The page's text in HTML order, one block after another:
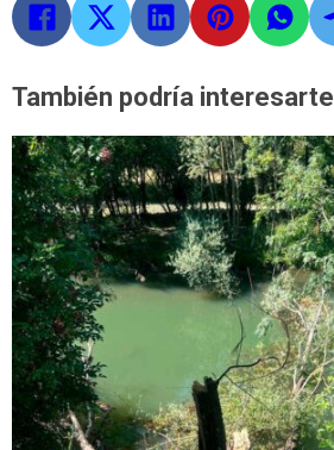
También podría interesarte